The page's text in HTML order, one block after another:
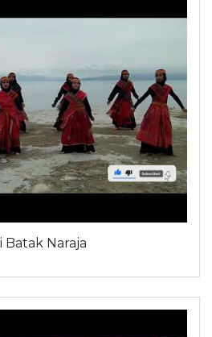
Batak Naraja